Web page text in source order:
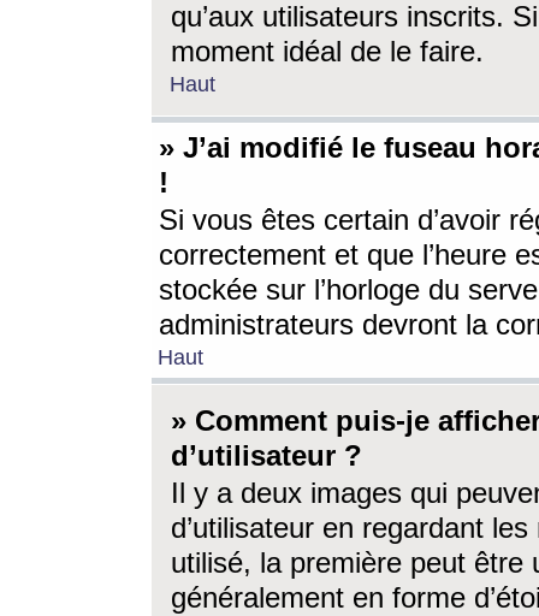
qu’aux utilisateurs inscrits.
moment idéal de le faire.
Haut
» J’ai modifié le fuseau
!
Si vous êtes certain d’avoir
correctement et que l’heure
stockée sur l’horloge du
administrateurs devront la
Haut
» Comment puis-je
d’utilisateur ?
Il y a deux images qui
d’utilisateur en regardant
utilisé, la première peut être
généralement en forme